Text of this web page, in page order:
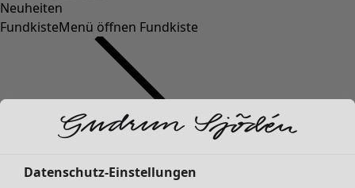
Neuheiten
FundkisteMenü öffnen Fundkiste
Datenschutz-Einstellungen